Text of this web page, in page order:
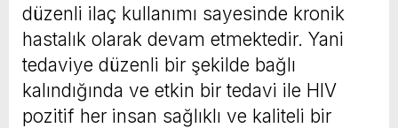
düzenli ilaç kullanımı sayesinde kronik
hastalık olarak devam etmektedir. Yani
tedaviye düzenli bir şekilde bağlı
kalındığında ve etkin bir tedavi ile HIV
pozitif her insan sağlıklı ve kaliteli bir